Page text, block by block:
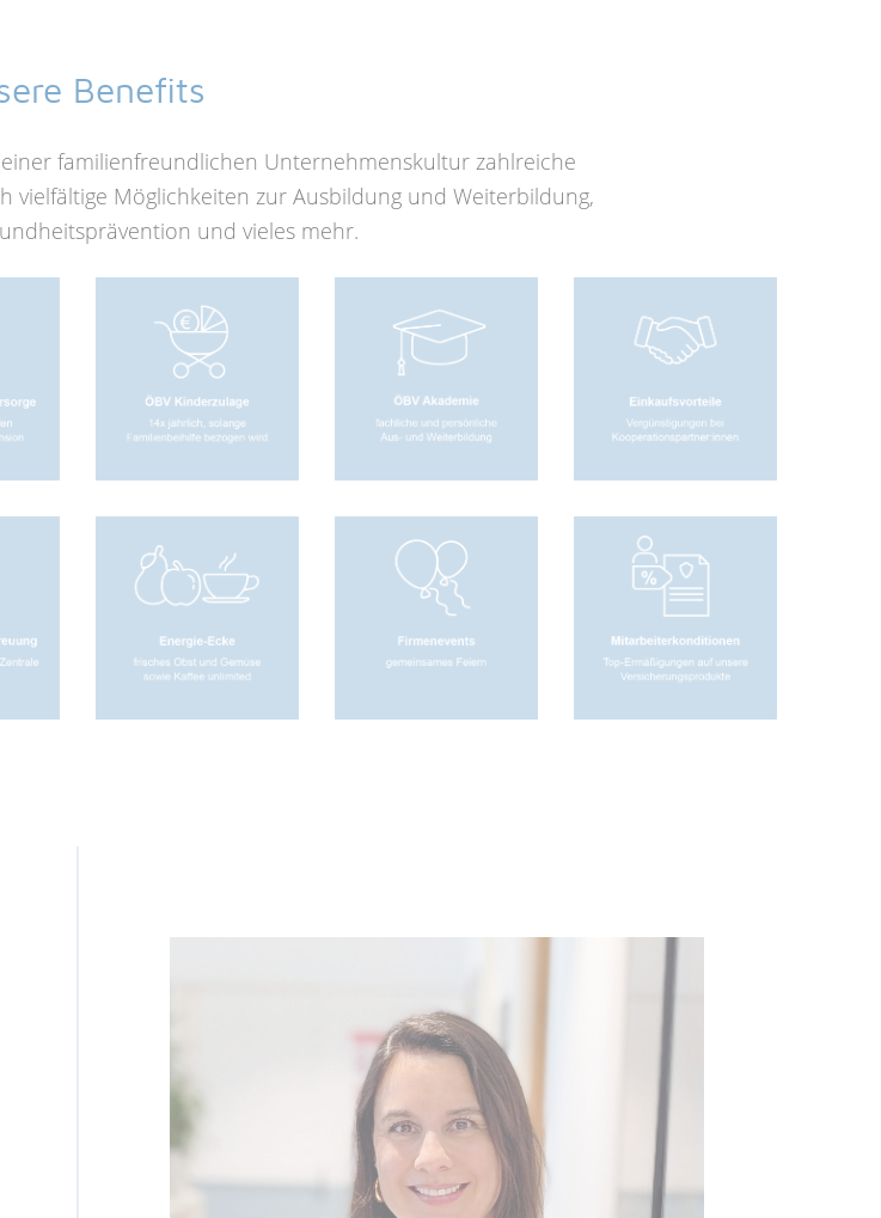
Benefits
familienfreundlichen Unternehmenskultur zahlreiche
vielfältige Möglichkeiten zur Ausbildung und Weiterbildung,
und vieles mehr.